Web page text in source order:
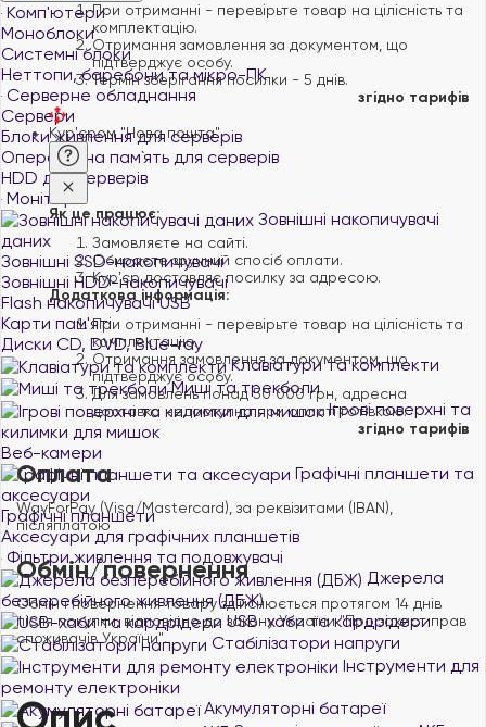
Комп'ютери
Моноблоки
Системні блоки
Неттопи, баребони та мікро-ПК
Серверне обладнання
Сервери
Блоки живлення для серверів
Оперативна пам`ять для серверів
HDD для серверів
Монітори
Зовнішні накопичувачі
даних
Зовнішні SSD-накопичувачі
Зовнішні HDD-накопичувачі
Flash накопичувачі USB
Карти пам'яті
Диски CD, DVD, Blue-ray
Клавіатури та комплекти
Миші та трекболи
Ігрові поверхні та
килимки для мишок
Веб-камери
Графічні планшети та
аксесуари
Графічні планшети
Аксесуари для графічних планшетів
Фільтри живлення та подовжувачі
Джерела
безперебійного живлення (ДБЖ)
USB-хаби та кардрідери
Стабілізатори напруги
Інструменти для
ремонту електроніки
Акумуляторні батареї
При отриманні - перевірьте товар на цілісність та
комплектацію.
Отримання замовлення за документом, що
підтверджує особу.
Термін зберігання посилки - 5 днів.
згідно тарифів
Кур'єром "Нова пошта"
Як це працює:
Замовляєте на сайті.
Обираєте зручний спосіб оплати.
Курʼєр доставляє посилку за адресою.
Додаткова інформація:
При отриманні - перевірьте товар на цілісність та
комплектацію.
Отримання замовлення за документом, що
підтверджує особу.
Для замовлень понад 50 000 грн, адресна
доставка недоступна при оплаті готівкою.
згідно тарифів
Оплата
WayForPay (Visa/Mastercard), за реквізитами (IBAN),
післяплатою
Обмін/повернення
Обмін і повернення товару здійснюється протягом 14 днів
після покупки, відповідно до закону України "Про захист прав
споживачів України".